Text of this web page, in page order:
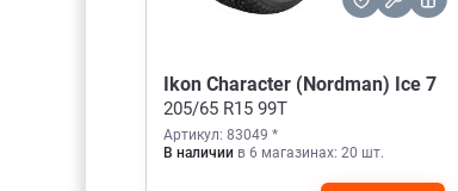
Ikon Character (Nordman) Ice 7
205/65 R15 99T
Артикул: 83049 *
В наличии в 6 магазинах: 20 шт.